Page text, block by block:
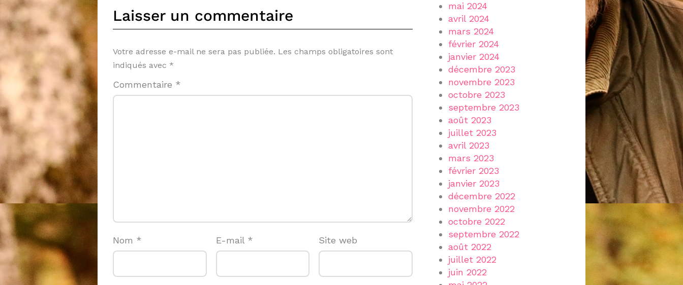
Laisser un commentaire
Votre adresse e-mail ne sera pas publiée. Les champs obligatoires sont
indiqués avec *
Commentaire *
Nom * E-mail * Site web
mai 2024
avril 2024
mars 2024
février 2024
janvier 2024
décembre 2023
novembre 2023
octobre 2023
septembre 2023
août 2023
juillet 2023
avril 2023
mars 2023
février 2023
janvier 2023
décembre 2022
novembre 2022
octobre 2022
septembre 2022
août 2022
juillet 2022
juin 2022